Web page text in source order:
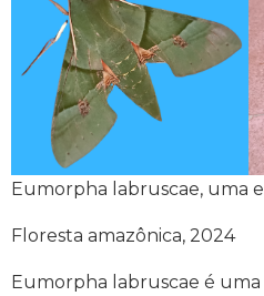
Eumorpha labruscae, uma
Floresta amazônica, 2024
Eumorpha labruscae é uma